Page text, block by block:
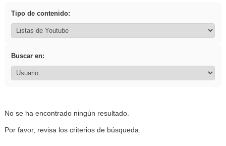
Tipo de contenido:
Buscar en:
No se ha encontrado ningún resultado.
Por favor, revisa los criterios de búsqueda.